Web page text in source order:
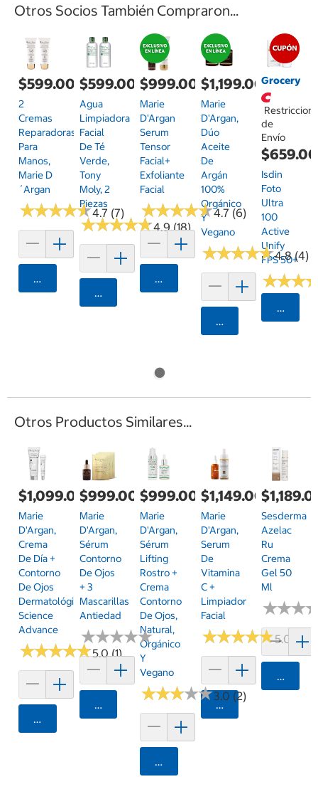
Otros Socios También Compraron...
$599.00
2
Cremas
Reparadoras
Para
Manos,
Marie D
´Argan
★★★★★
★★★★★4.7 (7)
Agregar
$599.00
Agua
Limpiadora
Facial
De Té
Verde,
Tony
Moly, 2
Piezas
★★★★★
★★★★★4.9 (18)
Agregar
$999.00
Marie
D'Argan
Serum
Tensor
Facial+
Exfoliante
Facial
★★★★★
★★★★★4.7 (6)
Agregar
$1,199.00
Marie
D'Argan,
Dúo
Aceite
De
Argán
100%
Orgánico
Y
Vegano
★★★★★
★★★★★4.8 (4)
Agregar
Grocery
de
Envío
$659.00
Isdin
Foto
Ultra
100
Active
Unify
FPS 50+
★★★
★★★
Otros Productos Similares...
$1,099.00
Marie
D'Argan,
Crema
De Día +
Contorno
De Ojos
Dermatológico
Science
Advance
★★★★★
★★★★★5.0 (1)
Agregar
$999.00
Marie
D'Argan,
Sérum
Contorno
De Ojos
+ 3
Mascarillas
Antiedad
★★★★★
★★★★★
Agregar
$999.00
Marie
D'Argan,
Sérum
Lifting
Rostro +
Crema
Contorno
De Ojos,
Natural,
Orgánico
Y
Vegano
★★★★★
★★★★★3.0 (2)
Agregar
$1,149.00
Marie
D'Argan,
Serum
De
Vitamina
C +
Limpiador
Facial
★★★★★
★★★★★5.0 (1)
Agregar
Sesderma
Azelac
Ru
Crema
Gel 50
Ml
★★★
★★★